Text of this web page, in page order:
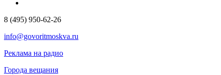
8 (495) 950-62-26
info@govoritmoskva.ru
Реклама на радио
Города вещания